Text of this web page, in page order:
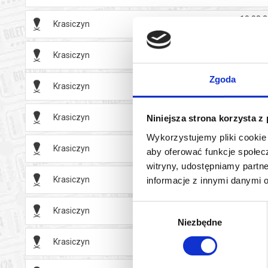
Zgoda
Niniejsza strona korzysta z
Wykorzystujemy pliki cookie
aby oferować funkcje
witryny, udostępniamy
informacje z innymi danymi
zgody
Niezbędne
Krasiczyn
Krasiczyn
Krasiczyn
Krasiczyn
Krasiczyn
Krasiczyn
Krasiczyn
Krasiczyn